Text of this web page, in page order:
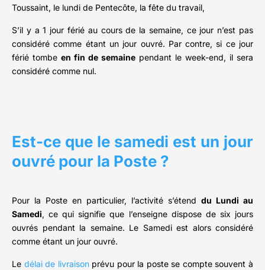
Toussaint, le lundi de Pentecôte, la fête du travail,
S’il y a 1 jour férié au cours de la semaine, ce jour n’est pas
considéré comme étant un jour ouvré. Par contre, si ce jour
férié tombe en fin de semaine pendant le week-end, il sera
considéré comme nul.
Est-ce que le samedi est un jour
ouvré pour la Poste ?
Pour la Poste en particulier, l’activité s’étend du Lundi au
Samedi, ce qui signifie que l’enseigne dispose de six jours
ouvrés pendant la semaine. Le Samedi est alors considéré
comme étant un jour ouvré.
Le délai de livraisonprévu pour la poste se compte souvent à